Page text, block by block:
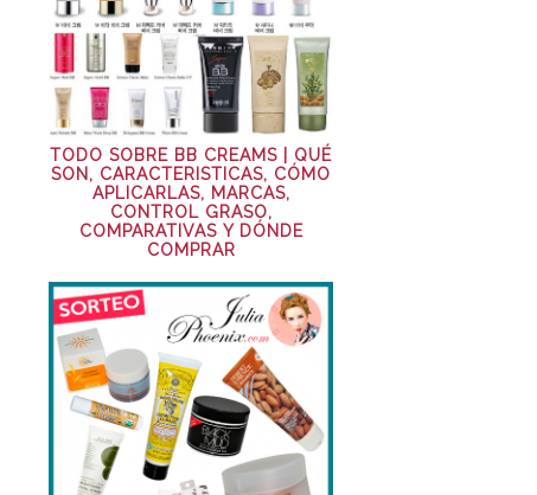
TODO SOBRE BB CREAMS | QUÉ
SON, CARACTERISTICAS, CÓMO
APLICARLAS, MARCAS,
CONTROL GRASO,
COMPARATIVAS Y DÓNDE
COMPRAR